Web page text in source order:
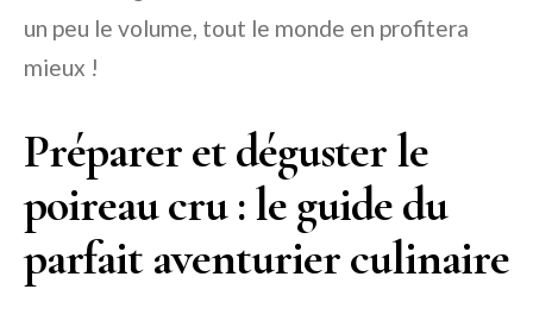
un peu le volume, tout le monde en profitera
mieux !
Préparer et déguster le
poireau cru : le guide du
parfait aventurier culinaire